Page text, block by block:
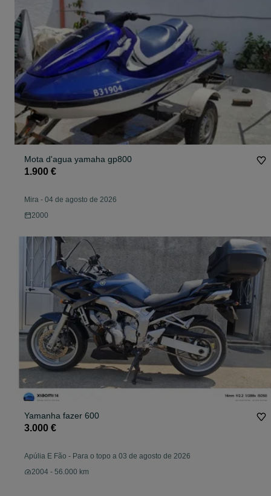
Mota d'agua yamaha gp800
1.900 €
Mira - 04 de agosto de 2026
2000
Yamanha fazer 600
3.000 €
Apúlia E Fão - Para o topo a 03 de agosto de 2026
2004 - 56.000 km